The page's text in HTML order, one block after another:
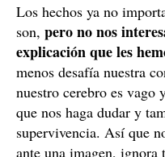
Los hechos ya no
son, pero no nos
explicación que les
menos desafía nuestra
nuestro cerebro es vago
que nos haga dudar y
supervivencia. Así que
ante una imagen, ignora